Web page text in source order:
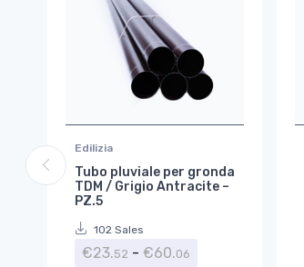
Edilizia
Tubo pluviale per gronda
TDM / Grigio Antracite –
PZ.5
102 Sales
€23.52 - €60.06